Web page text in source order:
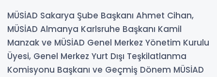
MÜSİAD Sakarya Şube Başkanı Ahmet Cihan,
MÜSİAD Almanya Karlsruhe Başkanı Kamil
Manzak ve MÜSİAD Genel Merkez Yönetim Kurulu
Üyesi, Genel Merkez Yurt Dışı Teşkilatlanma
Komisyonu Başkanı ve Geçmiş Dönem MÜSİAD